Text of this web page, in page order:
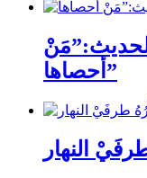
أحصاها”
النهار